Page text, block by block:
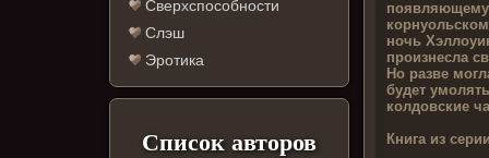
Сверхспособности
Слэш
Эротика
Список авторов
ночь
произнесла
Но разве
будет
колдовские
Книга из